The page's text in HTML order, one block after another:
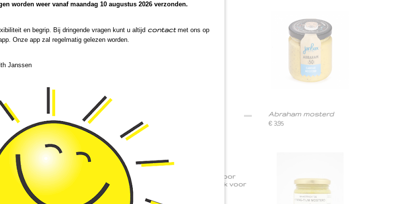
Op voorraad - Levertijd binnen 1 a 2 werkdagen
mosterd
heerlijke Limburgse groene mosterd wordt ambachtelijk
bij Adriaan de smaakmaker in Maastricht.
groene mosterd is gemaakt met dragon en kervel. Heerlijk voor
mosterdboter of bij gegrild vlees. Smullen maar. Klik voor
recept van Limburgse mosterdsoep op ons recepten met
kopje:
Abraham mosterd
€ 3,95
worden weer vanaf maandag 10 augustus 2026 verzonden.
en begrip. Bij dringende vragen kunt u altijd contactmet ons op
Onze app zal regelmatig gelezen worden.
Janssen